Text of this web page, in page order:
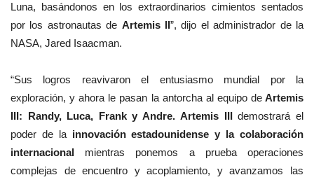
Luna, basándonos en los extraordinarios cimientos sentados
por los astronautas de Artemis II”, dijo el administrador de la
NASA, Jared Isaacman.
“Sus logros reavivaron el entusiasmo mundial por la
exploración, y ahora le pasan la antorcha al equipo deArtemis
III: Randy, Luca, Frank y Andre. Artemis IIIdemostrará el
poder de lainnovación estadounidense y la colaboración
internacional mientras ponemos a prueba operaciones
complejas de encuentro y acoplamiento, y avanzamos las